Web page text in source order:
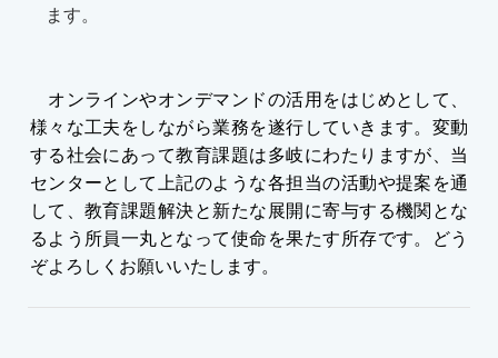
ます。
オンラインやオンデマンドの活用をはじめとして、
様々な工夫をしながら業務を遂行していきます。変動
する社会にあって教育課題は多岐にわたりますが、当
センターとして上記のような各担当の活動や提案を通
して、教育課題解決と新たな展開に寄与する機関とな
るよう所員一丸となって使命を果たす所存です。どう
ぞよろしくお願いいたします。